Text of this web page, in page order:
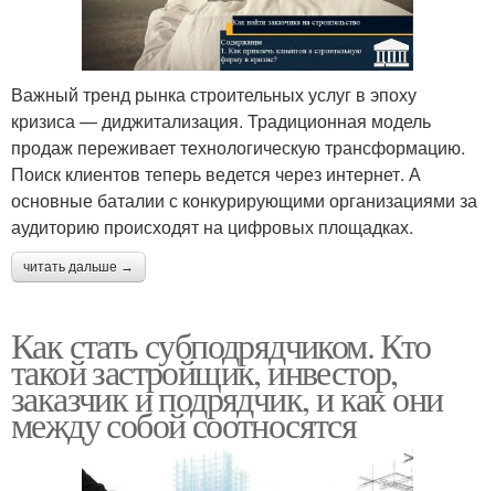
Важный тренд рынка строительных услуг в эпоху
кризиса — диджитализация. Традиционная модель
продаж переживает технологическую трансформацию.
Поиск клиентов теперь ведется через интернет. А
основные баталии с конкурирующими организациями за
аудиторию происходят на цифровых площадках.
читать дальше →
Как стать субподрядчиком. Кто
такой застройщик, инвестор,
заказчик и подрядчик, и как они
между собой соотносятся